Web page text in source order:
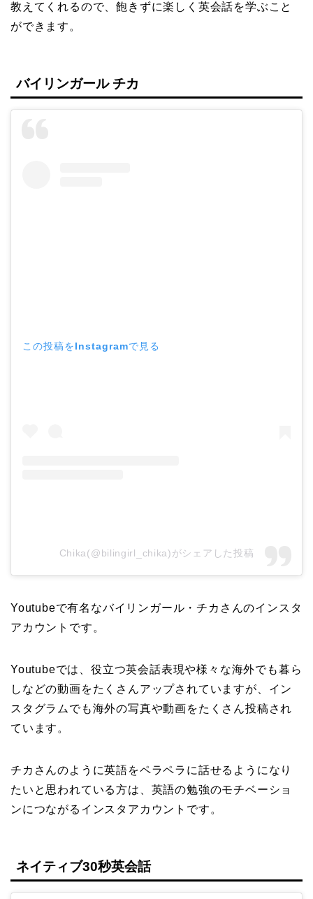
教えてくれるので、飽きずに楽しく英会話を学ぶこと
ができます。
バイリンガール チカ
この投稿をInstagramで見る
Chika(@bilingirl_chika)がシェアした投稿
Youtubeで有名なバイリンガール・チカさんのインスタ
アカウントです。
Youtubeでは、役立つ英会話表現や様々な海外でも暮ら
しなどの動画をたくさんアップされていますが、イン
スタグラムでも海外の写真や動画をたくさん投稿され
ています。
チカさんのように英語をペラペラに話せるようになり
たいと思われている方は、英語の勉強のモチベーショ
ンにつながるインスタアカウントです。
ネイティブ30秒英会話